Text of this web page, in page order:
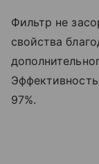
Фильтр не
свойства
97%.